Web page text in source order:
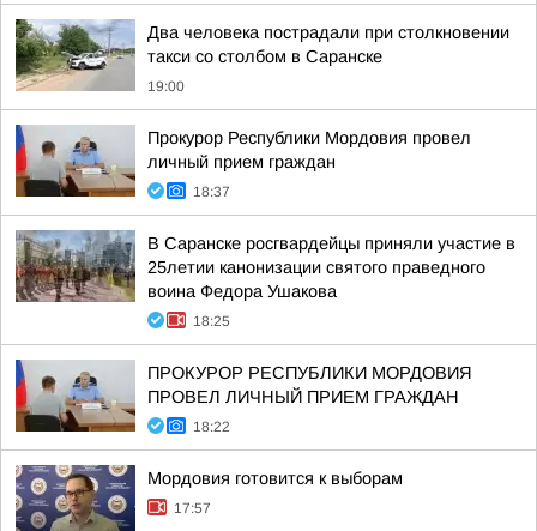
Два человека пострадали при столкновении
такси со столбом в Саранске
19:00
Прокурор Республики Мордовия провел
личный прием граждан
18:37
В Саранске росгвардейцы приняли участие в
25летии канонизации святого праведного
воина Федора Ушакова
18:25
ПРОКУРОР РЕСПУБЛИКИ МОРДОВИЯ
ПРОВЕЛ ЛИЧНЫЙ ПРИЕМ ГРАЖДАН
18:22
Мордовия готовится к выборам
17:57